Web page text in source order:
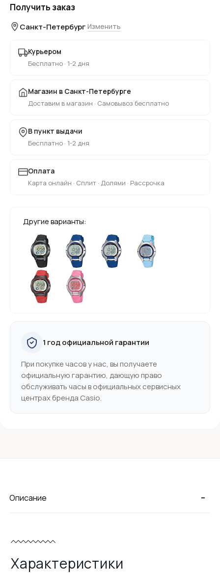
Получить заказ
Санкт-Петербург Изменить
Курьером
Бесплатно · 1-2 дня
Магазин в Санкт-Петербурге
Доставим в магазин · Самовывоз бесплатно
В пункт выдачи
Бесплатно · 1-2 дня
Оплата
Карта онлайн · Сплит · Долями · Рассрочка
Другие варианты:
1 год официальной гарантии
При покупке часов у нас, вы получаете
официальную гарантию, дающую право
обслуживать часы в официальных сервисных
центрах бренда Casio.
-
Описание
Характеристики